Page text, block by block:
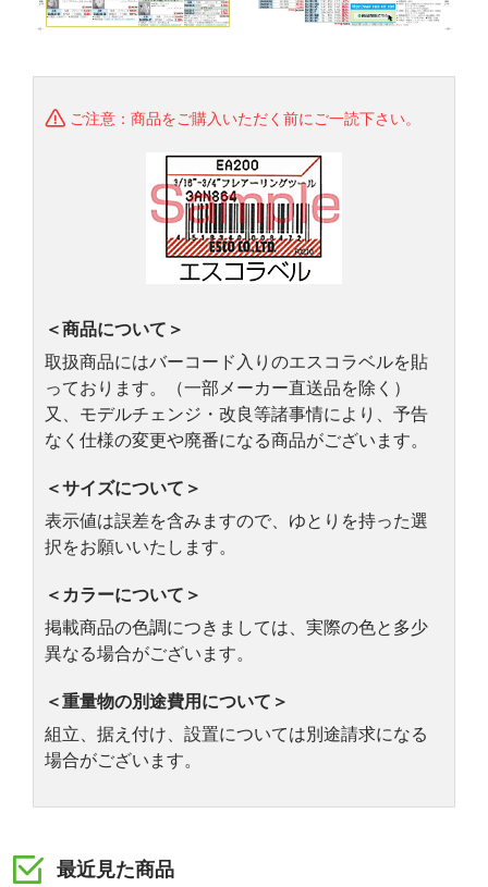
ご注意：商品をご購入いただく前にご一読下さい。
＜商品について＞
取扱商品にはバーコード入りのエスコラベルを貼
っております。（一部メーカー直送品を除く）
又、モデルチェンジ・改良等諸事情により、予告
なく仕様の変更や廃番になる商品がございます。
＜サイズについて＞
表示値は誤差を含みますので、ゆとりを持った選
択をお願いいたします。
＜カラーについて＞
掲載商品の色調につきましては、実際の色と多少
異なる場合がございます。
＜重量物の別途費用について＞
組立、据え付け、設置については別途請求になる
場合がございます。
最近見た商品